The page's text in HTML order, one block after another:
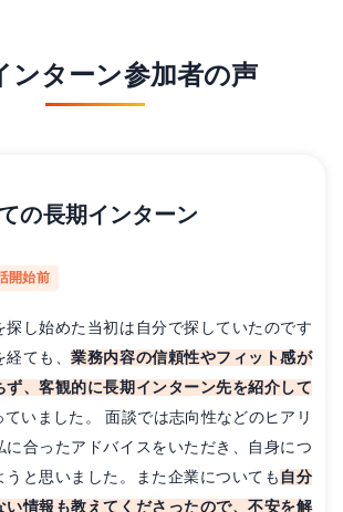
ンターン参加者の声
の長期インターン
開始前
探し始めた当初は自分で探していたのです
経ても、業務内容の信頼性やフィット感が
ず、客観的に長期インターン先を紹介して
ていました。 面談では志向性などのヒアリ
に合ったアドバイスをいただき、自身につ
うと思いました。また企業についても 自分
い情報も教えてくださったので、不安を解